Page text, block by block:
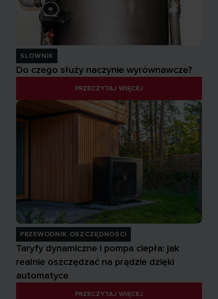
SLOWNIK
Do czego służy naczynie wyrównawcze?
PRZECZYTAJ WIĘCEJ
PRZEWODNIK OSZCZĘDNOŚCI
Taryfy dynamiczne i pompa ciepła: jak
realnie oszczędzać na prądzie dzięki
automatyce
PRZECZYTAJ WIĘCEJ